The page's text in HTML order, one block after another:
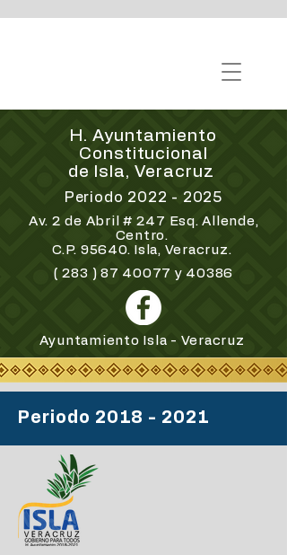
H. Ayuntamiento
Constitucional
de Isla, Veracruz
Periodo 2022 - 2025
Av. 2 de Abril # 247 Esq. Allende,
Centro.
C.P. 95640. Isla, Veracruz.
( 283 ) 87 40077 y 40386
Ayuntamiento Isla - Veracruz
Periodo 2018 - 2021